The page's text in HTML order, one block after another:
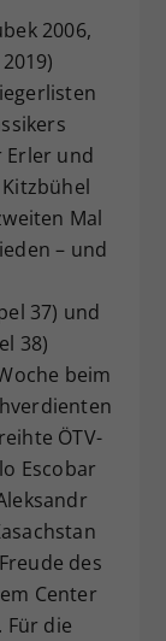
2006,
Erler und
Mal
– und
37) und
38)
beim
ÖTV-
Escobar
des
Center
Für die
Consent-
eine
falls der
eingestellt